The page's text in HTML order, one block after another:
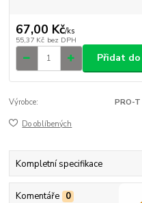
67,00 Kč/ks
55,37 Kč bez DPH
Přidat
Výrobce: PRO-T
Do oblíbených
Kompletní specifikace
Komentáře 0